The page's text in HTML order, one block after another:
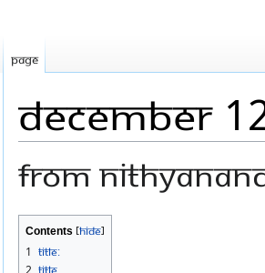
December
From
Jump
to
navigation
Jump
to
search
Contents
1 Title:
2 Title
Page